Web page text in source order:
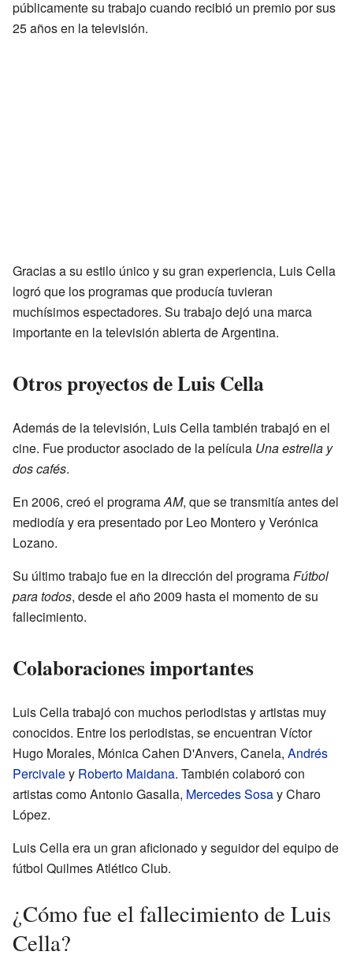
públicamente su trabajo cuando recibió un premio por sus
25 años en la televisión.
Gracias a su estilo único y su gran experiencia, Luis Cella
logró que los programas que producía tuvieran
muchísimos espectadores. Su trabajo dejó una marca
importante en la televisión abierta de Argentina.
Otros proyectos de Luis Cella
Además de la televisión, Luis Cella también trabajó en el
cine. Fue productor asociado de la película Una estrella y
dos cafés.
En 2006, creó el programaAM, que se transmitía antes del
mediodía y era presentado por Leo Montero y Verónica
Lozano.
Su último trabajo fue en la dirección del programaFútbol
para todos, desde el año 2009 hasta el momento de su
fallecimiento.
Colaboraciones importantes
Luis Cella trabajó con muchos periodistas y artistas muy
conocidos. Entre los periodistas, se encuentran Víctor
Hugo Morales, Mónica Cahen D'Anvers, Canela, Andrés
Percivaley Roberto Maidana. También colaboró con
artistas como Antonio Gasalla, Mercedes Sosay Charo
López.
Luis Cella era un gran aficionado y seguidor del equipo de
fútbol Quilmes Atlético Club.
¿Cómo fue el fallecimiento de Luis
Cella?